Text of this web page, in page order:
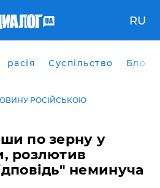
RU
расія Суспільство Блоги
РОСІЙСЬКОЮ
по зерну у
розлютив
неминуча